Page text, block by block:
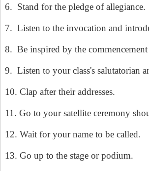
6. Stand for the pledge of allegiance.
7. Listen to the invocation and
8. Be inspired by the commencement
9. Listen to your class's salutatorian
10. Clap after their addresses.
11. Go to your satellite ceremony
12. Wait for your name to be called.
13. Go up to the stage or podium.